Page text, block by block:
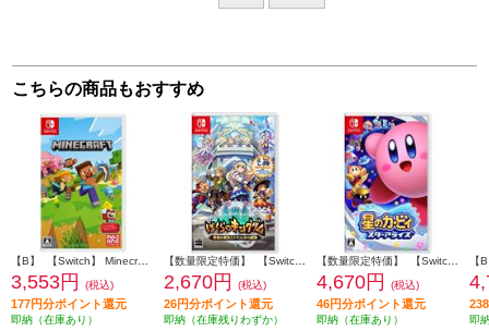
こちらの商品もおすすめ
【B】 【Switch】 Minecraft（マインクラフト）
3,553円 (税込)
177円分ポイント還元
即納（在庫あり）
【数量限定特価】 【Switch】 ぼくらのキングダム 時食む果実といにしえの魔物 通常版
2,670円 (税込)
26円分ポイント還元
即納（在庫残りわずか）
【数量限定特価】 【Switch】 星のカービィ スターアライズ
4,670円 (税込)
46円分ポイント還元
即納（在庫あり） 即